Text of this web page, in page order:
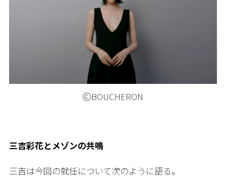
ⒸBOUCHERON
三吉彩花とメゾンの共鳴
三吉は今回の就任について次のように語る。